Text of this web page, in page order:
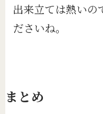
出来立ては熱いの
ださいね。
まとめ